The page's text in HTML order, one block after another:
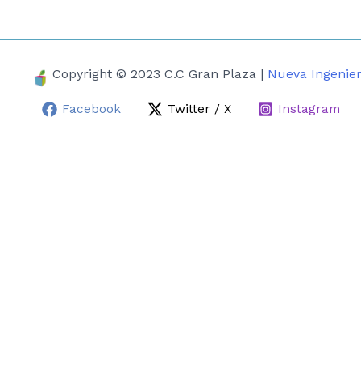
Copyright © 2023 C.C Gran Plaza | Nueva
Facebook Twitter / X Instagram